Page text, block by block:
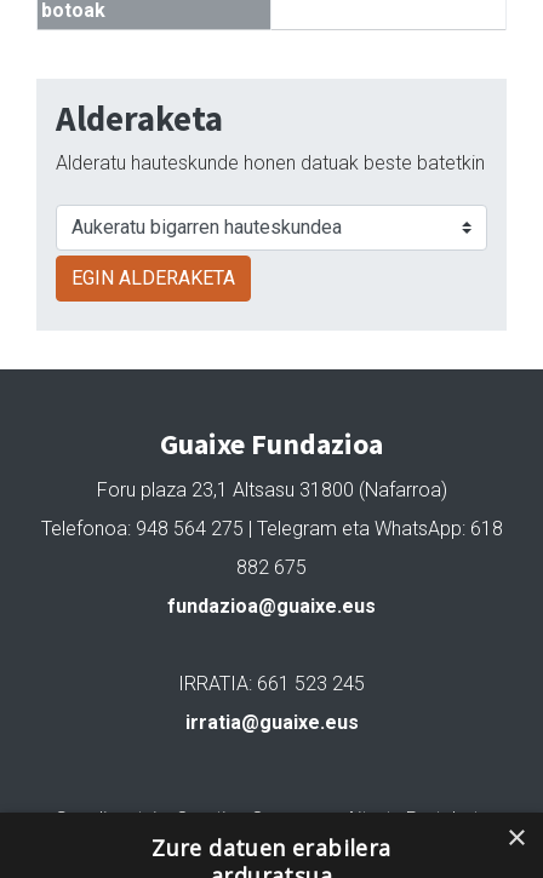
botoak
Alderaketa
Alderatu hauteskunde honen datuak beste batetkin
EGIN ALDERAKETA
Guaixe Fundazioa
Foru plaza 23,1 Altsasu 31800 (Nafarroa)
Telefonoa: 948 564 275 | Telegram eta WhatsApp: 618
882 675
fundazioa@guaixe.eus
IRRATIA: 661 523 245
irratia@guaixe.eus
Gure lizentzia: Creative Commons Aitortu Partekatu ×
Zure datuen erabilera